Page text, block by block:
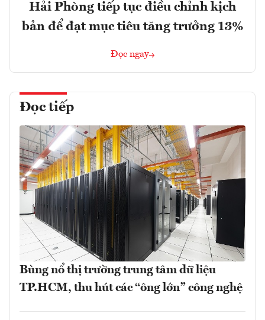
Hải Phòng tiếp tục điều chỉnh kịch
bản để đạt mục tiêu tăng trưởng 13%
Đọc ngay
Đọc tiếp
Bùng nổ thị trường trung tâm dữ liệu
TP.HCM, thu hút các “ông lớn” công nghệ